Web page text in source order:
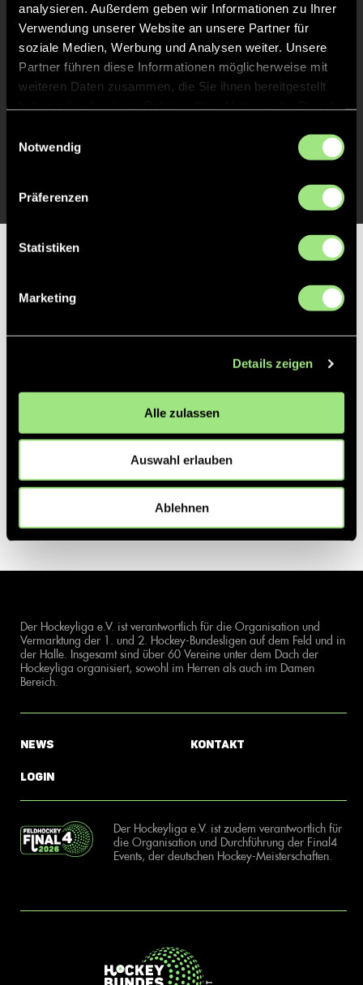
analysieren. Außerdem geben wir Informationen zu Ihrer
Verwendung unserer Website an unsere Partner für
soziale Medien, Werbung und Analysen weiter. Unsere
Partner führen diese Informationen möglicherweise mit
weiteren Daten zusammen, die Sie ihnen bereitgestellt
Notwendig
Präferenzen
Statistiken
Marketing
Details zeigen
Alle zulassen
Auswahl erlauben
Ablehnen
Partner
Der Hockeyliga e.V. ist verantwortlich für die Organisation und
Vermarktung der 1. und 2. Hockey-Bundesligen auf dem Feld und in
der Halle. Insgesamt sind über 60 Vereine unter dem Dach der
Hockeyliga organisiert, sowohl im Herren als auch im Damen
Bereich.
News
Login
Kontakt
Der Hockeyliga e.V. ist zudem verantwortlich für
die Organisation und Durchführung der Final4
Events, der deutschen Hockey-Meisterschaften.